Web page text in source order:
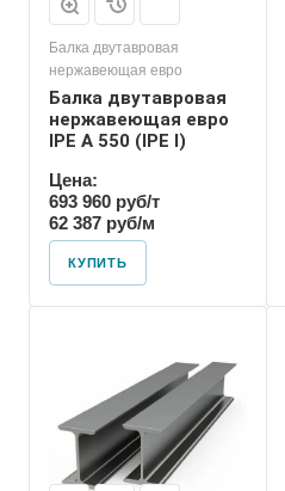
Балка двутавровая
нержавеющая евро
Балка двутавровая
нержавеющая евро
IPE A 550 (IPE l)
Цена:
693 960 руб/т
62 387 руб/м
КУПИТЬ